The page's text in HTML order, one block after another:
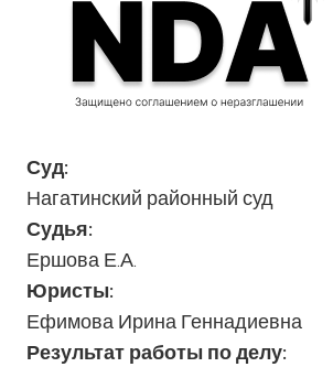
Суд:
Нагатинский районный суд
Судья:
Ершова Е.А.
Юристы:
Ефимова Ирина Геннадиевна
Результат работы по делу: